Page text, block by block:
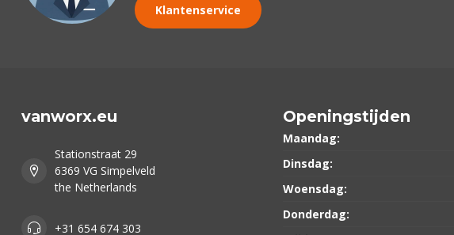
Klantenservice
vanworx.eu
Stationstraat 29
6369 VG Simpelveld
the Netherlands
+31 654 674 303
Openingstijden
Maandag:
Dinsdag:
Woensdag:
Donderdag: